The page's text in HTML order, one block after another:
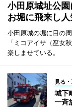
小田原城址公
お堀に飛来し
小田原城の堀に目の
「ミコアイサ（巫女
楽しませている。
見る
城下
一斉